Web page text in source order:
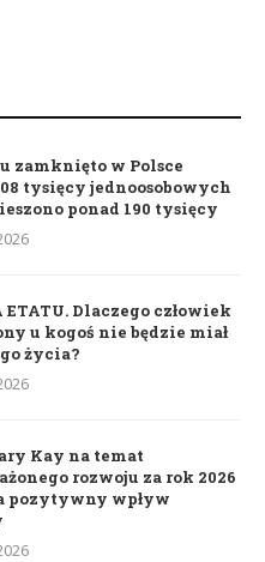
zamknięto w Polsce
tysięcy jednoosobowych
ponad 190 tysięcy
ETATU. Dlaczego człowiek
u kogoś nie będzie miał
życia?
Kay na temat
rozwoju za rok 2026
pozytywny wpływ